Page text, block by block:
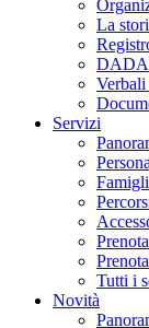
La
DADA
Servizi
Tutti i
Novità